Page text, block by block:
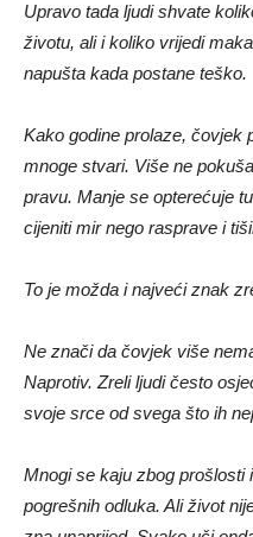
Upravo tada ljudi shvate
životu, ali i koliko vrijedi
napušta kada postane teško.
Kako godine prolaze, čovjek
mnoge stvari. Više ne
pravu. Manje se opterećuje
cijeniti mir nego rasprave i
To je možda i najveći znak
Ne znači da čovjek više
Naprotiv. Zreli ljudi često
svoje srce od svega što ih
Mnogi se kaju zbog prošlosti
pogrešnih odluka. Ali život